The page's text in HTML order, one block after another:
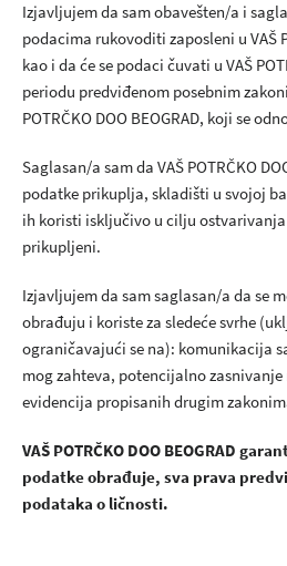
Izjavljujem da sam obavešten/a i
podacima rukovoditi zaposleni u VAŠ
kao i da će se podaci čuvati u VAŠ
periodu predviđenom posebnim
POTRČKO DOO BEOGRAD, koji se
Saglasan/a sam da VAŠ POTRČKO
podatke prikuplja, skladišti u svojoj
ih koristi isključivo u cilju ostvarivanja
prikupljeni.
Izjavljujem da sam saglasan/a da se
obrađuju i koriste za sledeće svrhe
ograničavajući se na): komunikacija
mog zahteva, potencijalno
evidencija propisanih drugim
VAŠ POTRČKO DOO BEOGRAD
podatke obrađuje, sva prava
podataka o ličnosti.